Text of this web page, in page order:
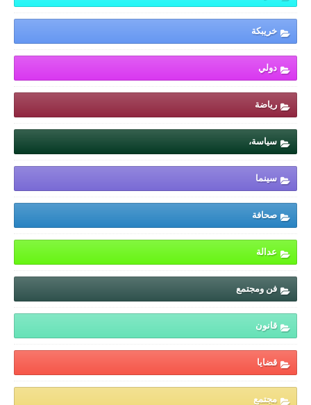
خريبكة
دولي
رياضة
سياسة،
سينما
صحافة
عدالة
فن ومجتمع
قانون
قضايا
مجتمع